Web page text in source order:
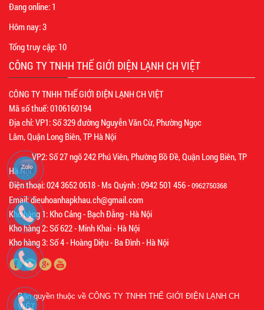
Đang online: 1
Hôm nay:3
Tổng truy cập: 10
CÔNG TY TNHH THẾ GIỚI ĐIỆN LẠNH CH VIỆT
CÔNG TY TNHH THẾ GIỚI ĐIỆN LẠNH CH VIỆT
Mã số thuế: 0106160194
Địa chỉ: VP1: Số 329 đường Nguyễn Văn Cừ, Phường Ngọc
Lâm, Quận Long Biên, TP Hà Nội
VP2: Số 27 ngõ 242 Phú Viên, Phường Bồ Đề, Quận Long Biên, TP
Hà Nội
Điện thoại: 024 3652 0618 - Ms Quỳnh : 0942 501 456 -0962750368
Email: dieuhoanhapkhau.ch@gmail.com
Kho hàng 1: Kho Cảng - Bạch Đằng - Hà Nội
Kho hàng 2: Số 622 - Minh Khai - Hà Nội
Kho hàng 3: Số 4 - Hoàng Diệu - Ba Đình - Hà Nội
Bản quyền thuộc về CÔNG TY TNHH THẾ GIỚI ĐIỆN LẠNH CH
VIỆT